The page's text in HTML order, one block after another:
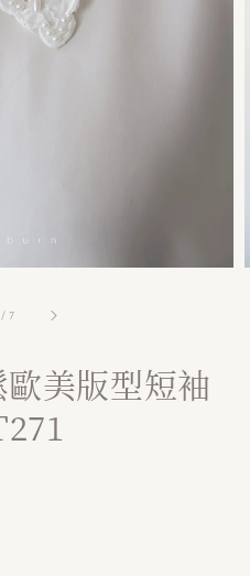
/ 7
美版型短袖